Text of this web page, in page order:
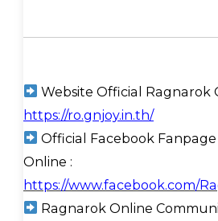
Website Official Ragnarok
https://ro.gnjoy.in.th/
Official Facebook
Online :
https://www.facebook.com/
Ragnarok Online